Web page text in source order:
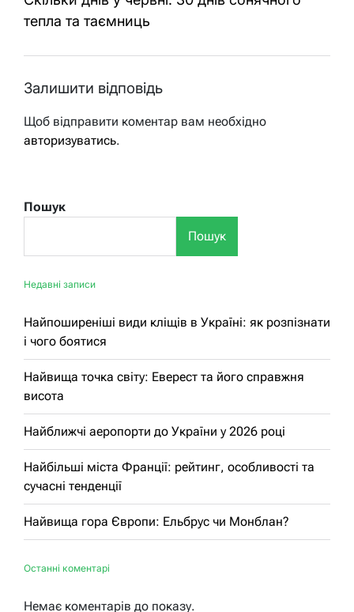
тепла та таємниць
Залишити відповідь
Щоб відправити коментар вам необхідно
авторизуватись.
Пошук
Пошук
Недавні записи
Найпоширеніші види кліщів в Україні: як розпізнати
і чого боятися
Найвища точка світу: Еверест та його справжня
висота
Найближчі аеропорти до України у 2026 році
Найбільші міста Франції: рейтинг, особливості та
сучасні тенденції
Найвища гора Європи: Ельбрус чи Монблан?
Останні коментарі
Немає коментарів до показу.